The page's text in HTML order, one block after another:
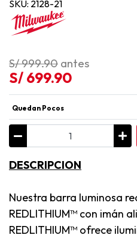
SKU: 2128-21
S/ 999.90 antes
S/ 699.90
Quedan Pocos
DESCRIPCION
Nuestra barra luminosa
REDLITHIUM™ con imán
REDLITHIUM™ ofrece